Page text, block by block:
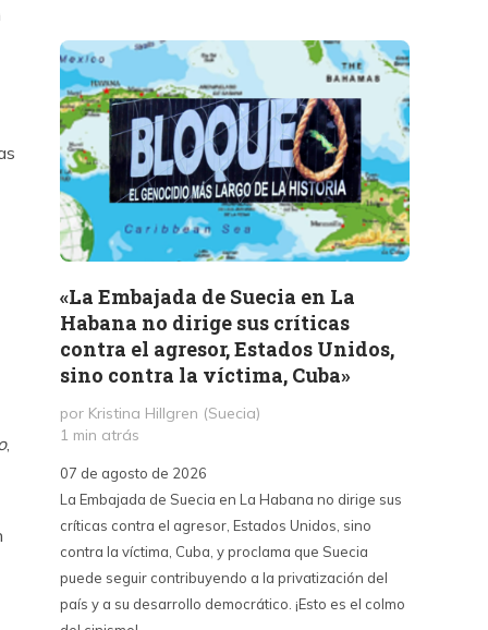
,
«La Embajada de Suecia en La
Habana no dirige sus críticas
contra el agresor, Estados Unidos,
sino contra la víctima, Cuba»
por Kristina Hillgren (Suecia)
1 min atrás
07 de agosto de 2026
La Embajada de Suecia en La Habana no dirige sus
críticas contra el agresor, Estados Unidos, sino
contra la víctima, Cuba, y proclama que Suecia
puede seguir contribuyendo a la privatización del
país y a su desarrollo democrático. ¡Esto es el colmo